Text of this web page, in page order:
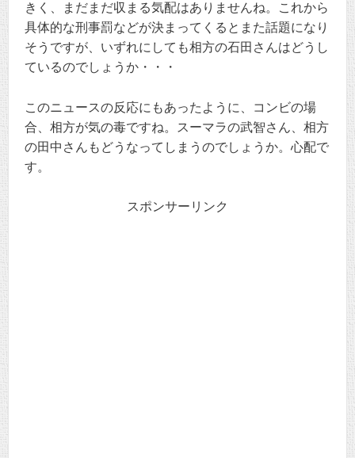
きく、まだまだ収まる気配はありませんね。これから
具体的な刑事罰などが決まってくるとまた話題になり
そうですが、いずれにしても相方の石田さんはどうし
ているのでしょうか・・・
このニュースの反応にもあったように、コンビの場
合、相方が気の毒ですね。スーマラの武智さん、相方
の田中さんもどうなってしまうのでしょうか。心配で
す。
スポンサーリンク